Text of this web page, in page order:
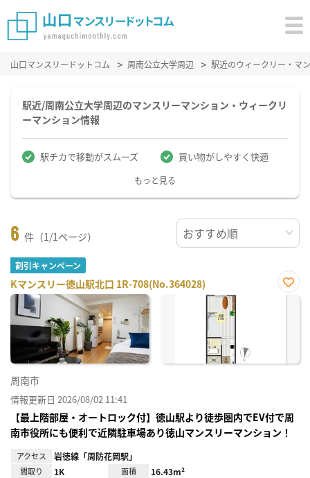
山口マンスリードットコム 周南公立大学周辺 駅近のウィークリー・マ
駅近/周南公立大学周辺のマンスリーマンション・ウィークリ
ーマンション情報
駅チカで移動がスムーズ 買い物がしやすく快適
もっと見る
6 件（1/1ページ）
割引キャンペーン
Kマンスリー徳山駅北口 1R-708(No.364028)
お気
周南市
情報更新日 2026/08/02 11:41
【最上階部屋・オートロック付】徳山駅より徒歩圏内でEV付で周
南市役所にも便利で近隣駐車場あり徳山マンスリーマンション！
アクセス 岩徳線「周防花岡駅」
間取り 1K 面積 16.43m²